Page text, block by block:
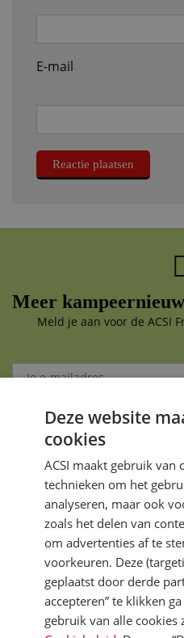
E-mail
Meer
Meld je aan voor de ACSI
Je gegevens zijn veilig en
DIRECT NAAR
MEER ACSI FREELIFE
Deze website
cookies
ACSI maakt gebruik van
technieken om het
analyseren, maar ook
zoals het delen van
om advertenties af te
voorkeuren. Deze
geplaatst door derde
accepteren” te klikken
gebruik van alle cookies